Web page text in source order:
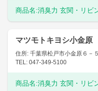
商品名:消臭力 玄関・リビ
マツモトキヨシ小金原
住所: 千葉県松戸市小金原６－
TEL: 047-349-5100
商品名:消臭力 玄関・リビ